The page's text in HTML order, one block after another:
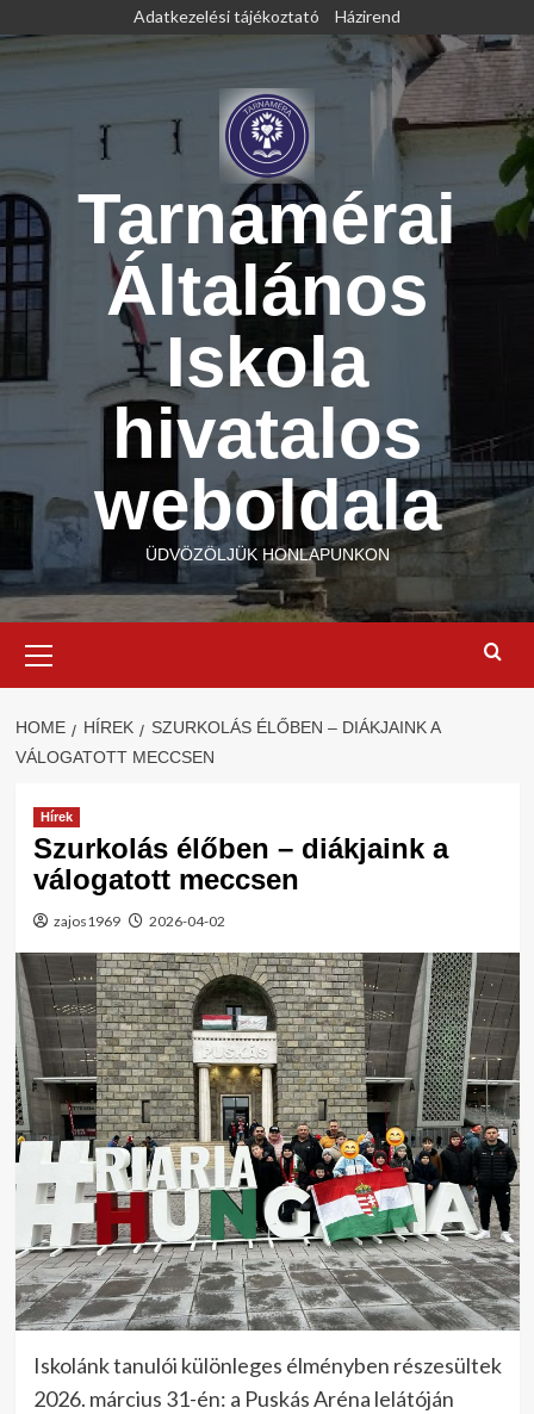
to
Adatkezelési tájékoztató Házirend
Tarnamérai
Általános
Iskola
hivatalos
weboldala
ÜDVÖZÖLJÜK HONLAPUNKON
Menu
HOME HÍREK
SZURKOLÁS ÉLŐBEN – DIÁKJAINK A
VÁLOGATOTT MECCSEN
Hírek
Szurkolás élőben – diákjaink a
válogatott meccsen
zajos1969 2026-04-02
Iskolánk tanulói különleges élményben részesültek
2026. március 31-én: a Puskás Aréna lelátóján